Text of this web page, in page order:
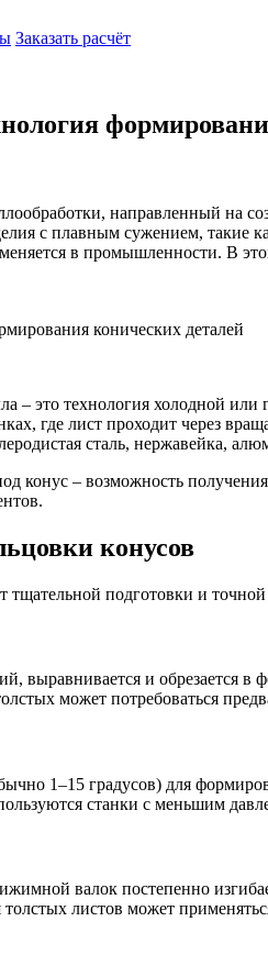
Заказать расчёт
направленный на
с плавным сужением,
в промышленности. В
– это технология холодной
где лист проходит через
сталь, нержавейка,
конус – возможность
конусов
тщательной подготовки и
выравнивается и обрезается
может потребоваться
1–15 градусов) для
станки с меньшим
валок постепенно
листов может